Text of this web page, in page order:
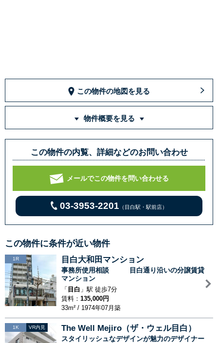
この物件の地図を見る
物件概要を見る
この物件の内覧、詳細などのお問い合わせ
メールでこの物件を問い合わせる
03-3953-2201 （目白駅・駅前店）
この物件に条件が近い物件
1R 目白大和田マンション
事務所使用相談 目白通り沿いの分譲賃貸
マンション
「 目白 」駅 徒歩7分
賃料： 135,000円
33m² / 1974年07月築
1K VR内見 The Well Mejiro（ザ・ウェル目白）
スタイリッシュなデザインが魅力のデザイナー